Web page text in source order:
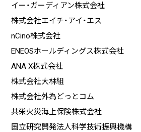
イー・ガーディアン株式会社
株式会社エイチ・アイ・エス
nCino株式会社
ENEOSホールディングス株式会社
ANA X株式会社
株式会社大林組
株式会社外為どっとコム
共栄火災海上保険株式会社
国立研究開発法人科学技術振興機構